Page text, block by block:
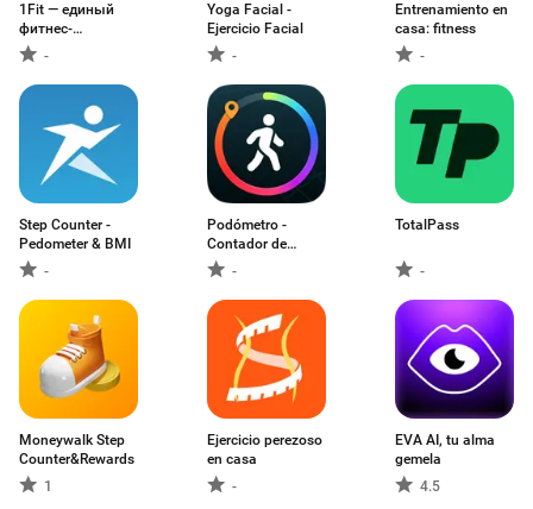
1Fit — единый
фитнес-
абонемент
-
Yoga Facial -
Ejercicio Facial
-
Entrenamiento en
casa: fitness
-
Step Counter -
Pedometer & BMI
-
Podómetro -
Contador de
Pasos
-
TotalPass
-
Moneywalk Step
Counter&Rewards
1
Ejercicio perezoso
en casa
-
EVA AI, tu alma
gemela
4.5